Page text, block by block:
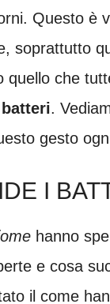
Questo è
soprattutto
quello che
.
gesto
I
hanno
e cosa
il come